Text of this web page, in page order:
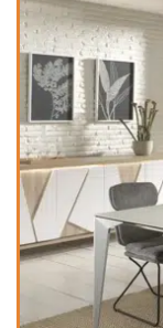
literie
décoration